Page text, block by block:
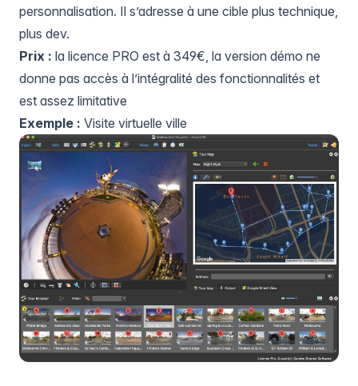
personnalisation. Il s’adresse à une cible plus technique,
plus dev.
Prix : la licence PRO est à 349€, la version démo ne
donne pas accès à l’intégralité des fonctionnalités et
est assez limitative
Exemple : Visite virtuelle ville